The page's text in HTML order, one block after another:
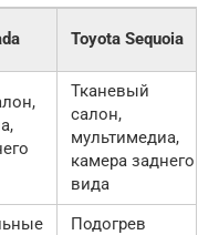
Toyota Sequoia
Тканевый
салон,
мультимедиа,
камера заднего
вида
Подогрев